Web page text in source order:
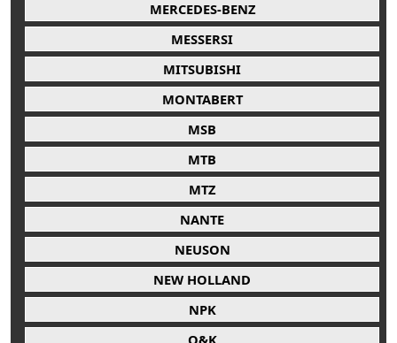
MERCEDES-BENZ
MESSERSI
MITSUBISHI
MONTABERT
MSB
MTB
MTZ
NANTE
NEUSON
NEW HOLLAND
NPK
O&K